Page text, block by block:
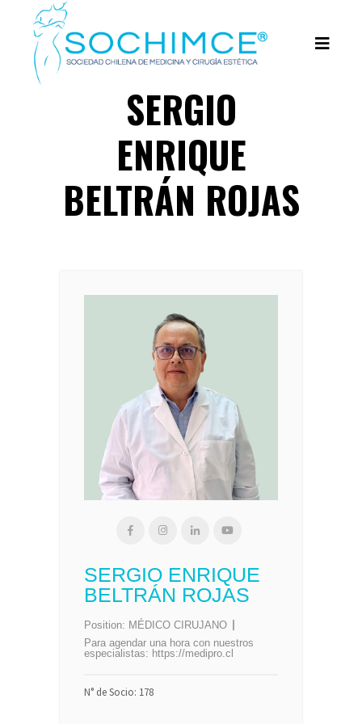
SERGIO
ENRIQUE
BELTRÁN ROJAS
SERGIO ENRIQUE
BELTRÁN ROJAS
Position: MÉDICO CIRUJANO
Para agendar una hora con nuestros
especialistas: https://medipro.cl
N° de Socio: 178